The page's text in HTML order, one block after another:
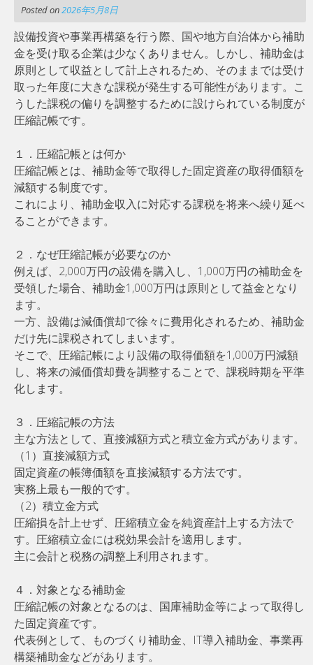
Posted on2026年5月8日
設備投資や事業再構築を行う際、国や地方自治体から補助
金を受け取る企業は少なくありません。しかし、補助金は
原則として収益として計上されるため、そのままでは受け
取った年度に大きな課税が発生する可能性があります。こ
うした課税の偏りを調整するために設けられている制度が
圧縮記帳です。
１．圧縮記帳とは何か
圧縮記帳とは、補助金等で取得した固定資産の取得価額を
減額する制度です。
これにより、補助金収入に対応する課税を将来へ繰り延べ
ることができます。
２．なぜ圧縮記帳が必要なのか
例えば、2,000万円の設備を購入し、1,000万円の補助金を
受領した場合、補助金1,000万円は原則として益金となり
ます。
一方、設備は減価償却で徐々に費用化されるため、補助金
だけ先に課税されてしまいます。
そこで、圧縮記帳により設備の取得価額を1,000万円減額
し、将来の減価償却費を調整することで、課税時期を平準
化します。
３．圧縮記帳の方法
主な方法として、直接減額方式と積立金方式があります。
（1）直接減額方式
固定資産の帳簿価額を直接減額する方法です。
実務上最も一般的です。
（2）積立金方式
圧縮損を計上せず、圧縮積立金を純資産計上する方法で
す。圧縮積立金には税効果会計を適用します。
主に会計と税務の調整上利用されます。
４．対象となる補助金
圧縮記帳の対象となるのは、国庫補助金等によって取得し
た固定資産です。
代表例として、ものづくり補助金、IT導入補助金、事業再
構築補助金などがあります。